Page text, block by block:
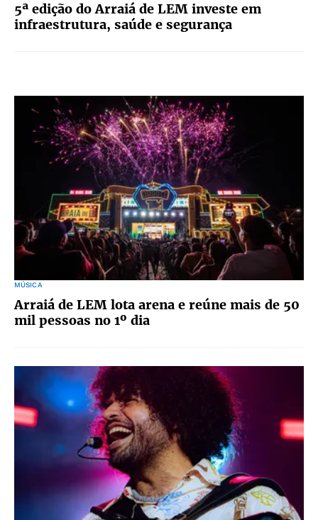
5ª edição do Arraiá de LEM investe em
infraestrutura, saúde e segurança
MÚSICA
Arraiá de LEM lota arena e reúne mais de 50
mil pessoas no 1º dia